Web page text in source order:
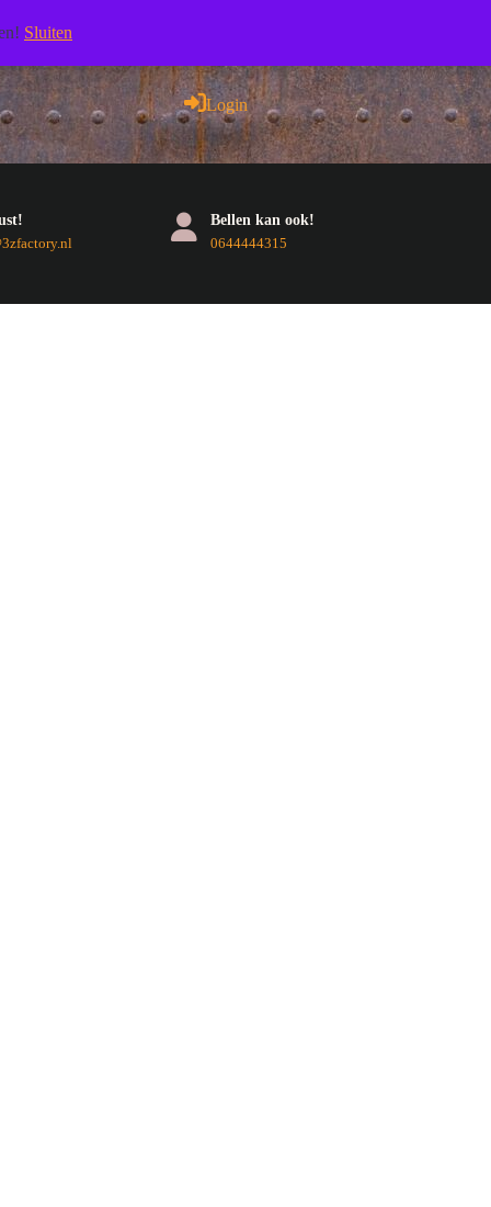
LoginLogin
E-
Bellen kan ook!
0644444315Telefoonnummer
Sluiten